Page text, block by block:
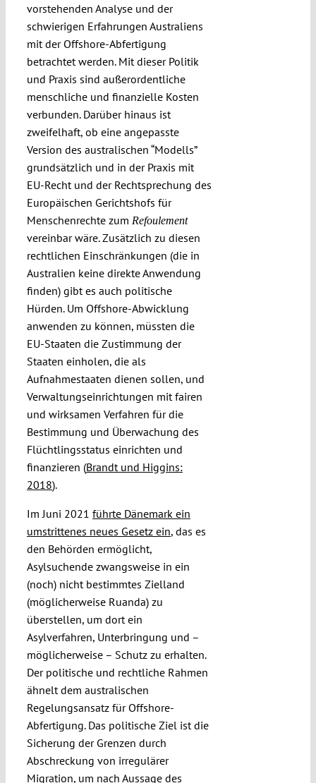
vorstehenden Analyse und der
schwierigen Erfahrungen Australiens
mit der Offshore-Abfertigung
betrachtet werden. Mit dieser Politik
und Praxis sind außerordentliche
menschliche und finanzielle Kosten
verbunden. Darüber hinaus ist
zweifelhaft, ob eine angepasste
Version des australischen “Modells”
grundsätzlich und in der Praxis mit
EU-Recht und der Rechtsprechung des
Europäischen Gerichtshofs für
Menschenrechte zum Refoulement
vereinbar wäre. Zusätzlich zu diesen
rechtlichen Einschränkungen (die in
Australien keine direkte Anwendung
finden) gibt es auch politische
Hürden. Um Offshore-Abwicklung
anwenden zu können, müssten die
EU-Staaten die Zustimmung der
Staaten einholen, die als
Aufnahmestaaten dienen sollen, und
Verwaltungseinrichtungen mit fairen
und wirksamen Verfahren für die
Bestimmung und Überwachung des
Flüchtlingsstatus einrichten und
finanzieren (Brandt und Higgins:
2018).
Im Juni 2021 führte Dänemark ein
umstrittenes neues Gesetz ein, das es
den Behörden ermöglicht,
Asylsuchende zwangsweise in ein
(noch) nicht bestimmtes Zielland
(möglicherweise Ruanda) zu
überstellen, um dort ein
Asylverfahren, Unterbringung und –
möglicherweise – Schutz zu erhalten.
Der politische und rechtliche Rahmen
ähnelt dem australischen
Regelungsansatz für Offshore-
Abfertigung. Das politische Ziel ist die
Sicherung der Grenzen durch
Abschreckung von irregulärer
Migration, um nach Aussage des